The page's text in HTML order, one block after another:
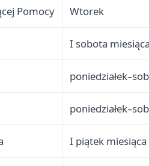
Pomocy Wtorek
I sobota miesiąca
I piątek miesiąca